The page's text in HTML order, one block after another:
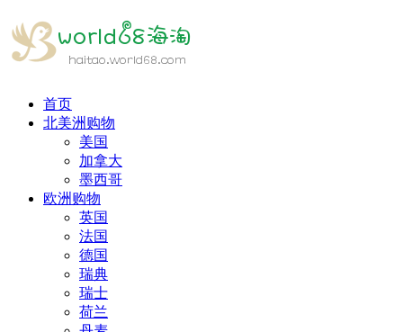
首页
北美洲购物
美国
加拿大
墨西哥
欧洲购物
英国
法国
德国
瑞典
瑞士
荷兰